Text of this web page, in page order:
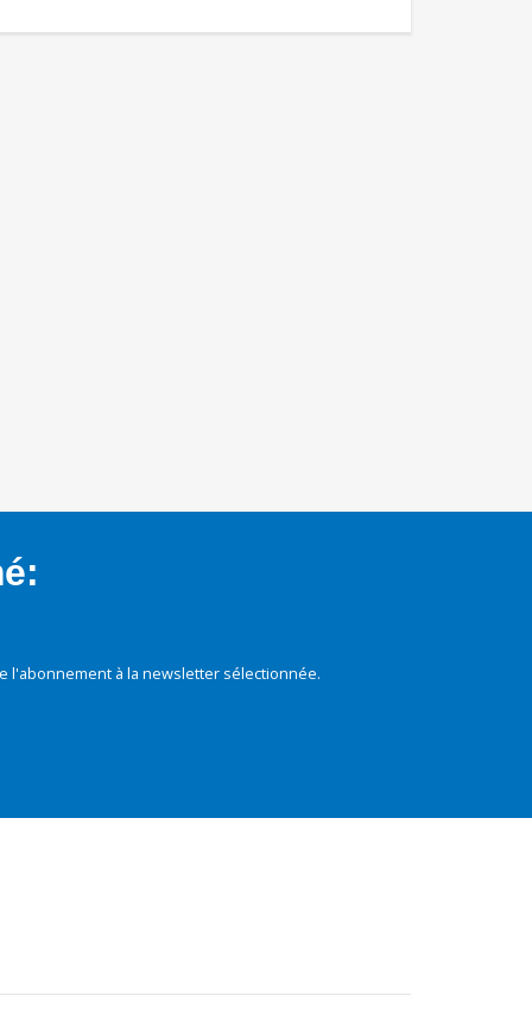
à la newsletter sélectionnée.